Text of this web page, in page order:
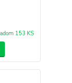
153 KS